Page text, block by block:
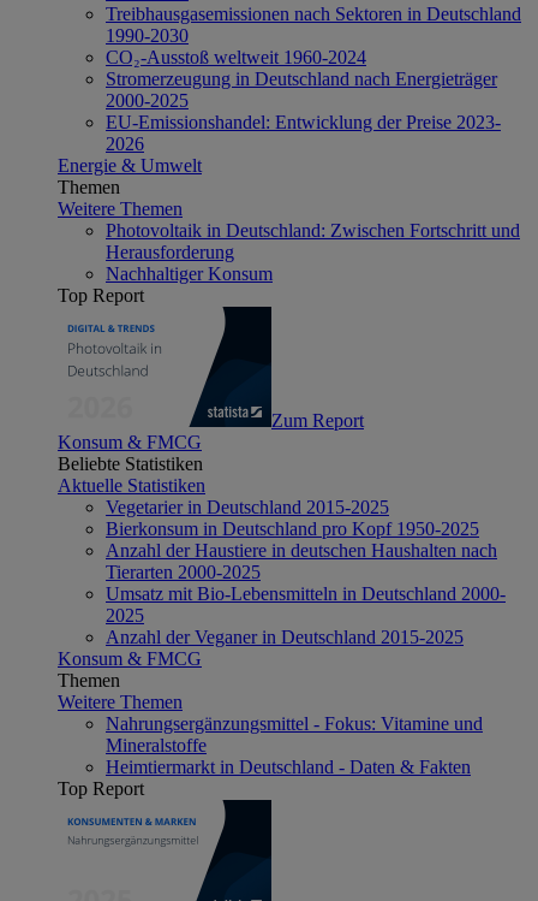
Treibhausgasemissionen nach Sektoren in Deutschland
1990-2030
CO₂-Ausstoß weltweit 1960-2024
Stromerzeugung in Deutschland nach Energieträger
2000-2025
EU-Emissionshandel: Entwicklung der Preise 2023-
2026
Energie & Umwelt
Themen
Weitere Themen
Photovoltaik in Deutschland: Zwischen Fortschritt und
Herausforderung
Nachhaltiger Konsum
Top Report
Zum Report
Konsum & FMCG
Beliebte Statistiken
Aktuelle Statistiken
Vegetarier in Deutschland 2015-2025
Bierkonsum in Deutschland pro Kopf 1950-2025
Anzahl der Haustiere in deutschen Haushalten nach
Tierarten 2000-2025
Umsatz mit Bio-Lebensmitteln in Deutschland 2000-
2025
Anzahl der Veganer in Deutschland 2015-2025
Konsum & FMCG
Themen
Weitere Themen
Nahrungsergänzungsmittel - Fokus: Vitamine und
Mineralstoffe
Heimtiermarkt in Deutschland - Daten & Fakten
Top Report